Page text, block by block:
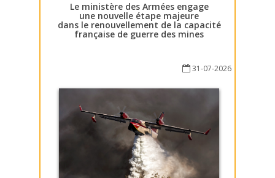
Le ministère des Armées engage
une nouvelle étape majeure
dans le renouvellement de la capacité
française de guerre des mines
31-07-2026